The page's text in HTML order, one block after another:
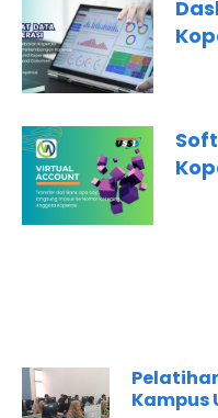
Kampus